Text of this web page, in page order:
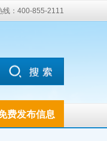
线：400-855-2111
费发布信息